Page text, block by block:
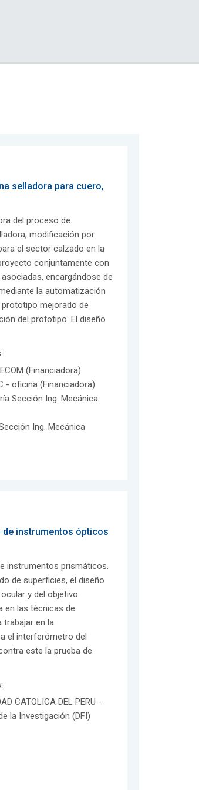
selladora para cuero,
del proceso de
modificación por
el sector calzado en la
conjuntamente con
asociadas, encargándose de
la automatización
prototipo mejorado de
del prototipo. El diseño
(Financiadora)
- oficina (Financiadora)
Sección Ing. Mecánica
Ing. Mecánica
instrumentos ópticos
instrumentos prismáticos.
de superficies, el diseño
y del objetivo
en las técnicas de
trabajar en la
el interferómetro del
este la prueba de
CATOLICA DEL PERU -
la Investigación (DFI)